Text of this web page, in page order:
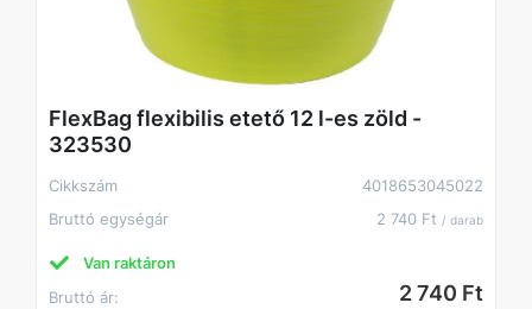
FlexBag flexibilis etető 12 l-es zöld -
323530
Cikkszám
4018653045022
Bruttó egységár
2 740 Ft / darab
Van raktáron
Bruttó ár:
2 740 Ft